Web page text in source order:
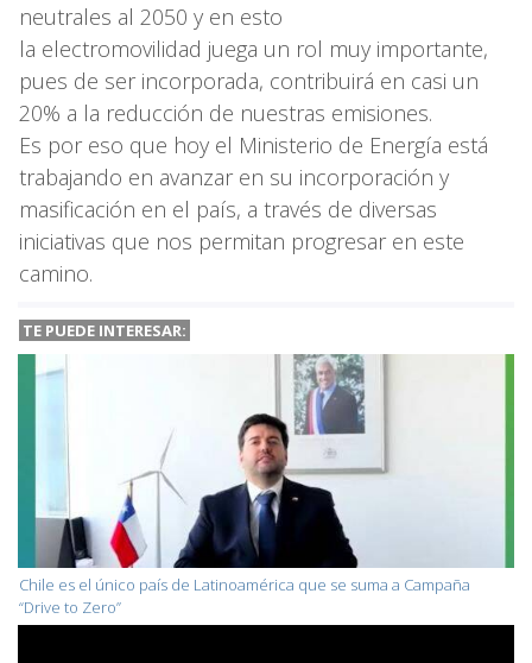
neutrales al 2050 y en esto
la electromovilidad juega un rol muy importante,
pues de ser incorporada, contribuirá en casi un
20% a la reducción de nuestras emisiones.
Es por eso que hoy el Ministerio de Energía está
trabajando en avanzar en su incorporación y
masificación en el país, a través de diversas
iniciativas que nos permitan progresar en este
camino.
TE PUEDE INTERESAR:
Chile es el único país de Latinoamérica que se suma a Campaña
“Drive to Zero”